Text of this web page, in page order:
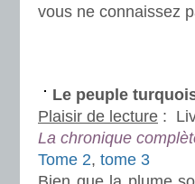
vous ne connaissez
Le peuple
Plaisir de lecture :
La chronique
Tome 2, tome 3